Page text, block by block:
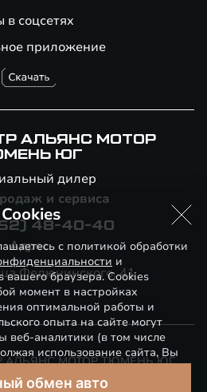
приложение
в соцсетях
АЛЬЯНС МОТОР
ЮГ
дилер
и сервиса
48-40-40
Адрес
Федюнинского, 41
АЛЬЯНС МОТОР ТЮМЕНЬ ЮГ
информация
с политикой обработки
и
вашего браузера. Cookies
момент в настройках
оптимальной работы и
опыта на сайте могут
веб-аналитики (в том числе
использование сайта, Вы
указанных технологий и
обмен авто